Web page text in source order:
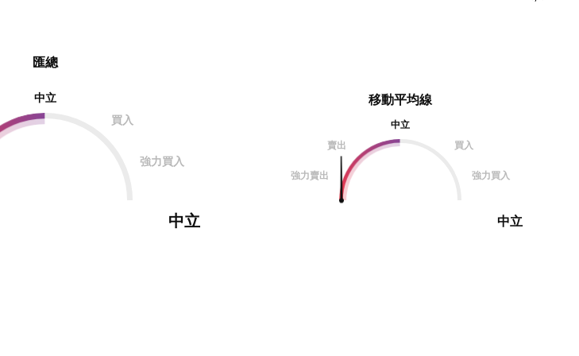
匯總
中立
買入
強力買入
中立
移動平均線
中立
賣出
買入
強力賣出 強力買入
中立